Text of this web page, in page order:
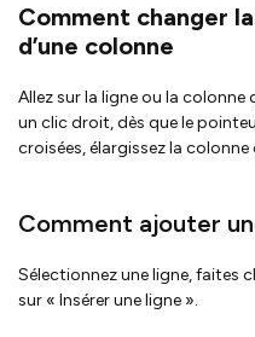
Comment changer
d’une colonne
Allez sur la ligne ou la
un clic droit, dès que le
croisées, élargissez la
Comment ajouter
Sélectionnez une ligne, faites
sur « Insérer une ligne ».